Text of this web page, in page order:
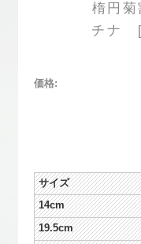
楕円菊
チナ
価格:
サイズ
14cm
19.5cm